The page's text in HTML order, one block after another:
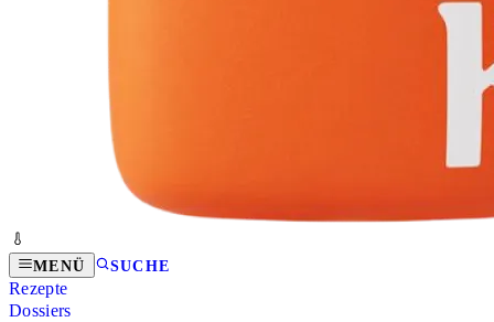
MENÜ SUCHE
Rezepte
Dossiers